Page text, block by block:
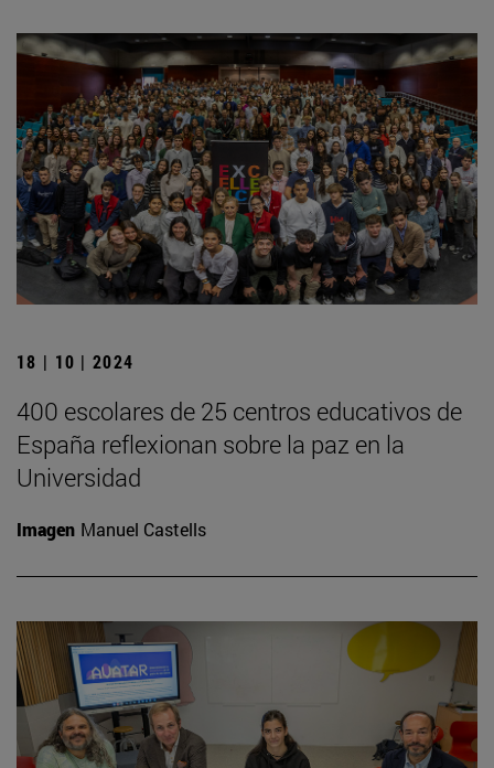
18 | 10 | 2024
400 escolares de 25 centros educativos de
España reflexionan sobre la paz en la
Universidad
Imagen Manuel Castells